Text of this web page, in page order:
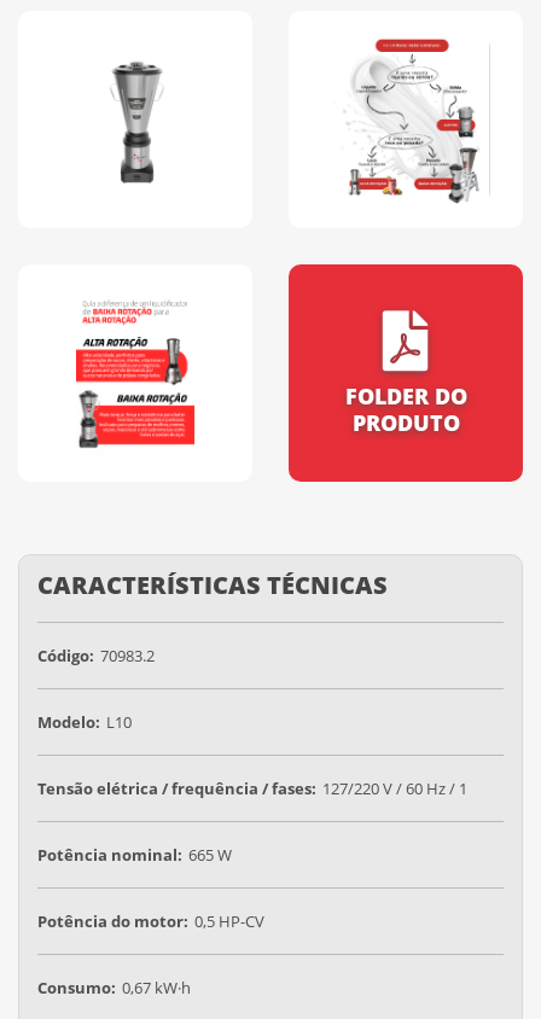
FOLDER DO
PRODUTO
CARACTERÍSTICAS TÉCNICAS
Código: 70983.2
Modelo: L10
Tensão elétrica / frequência / fases: 127/220 V / 60 Hz / 1
Potência nominal: 665 W
Potência do motor: 0,5 HP-CV
Consumo: 0,67 kW·h